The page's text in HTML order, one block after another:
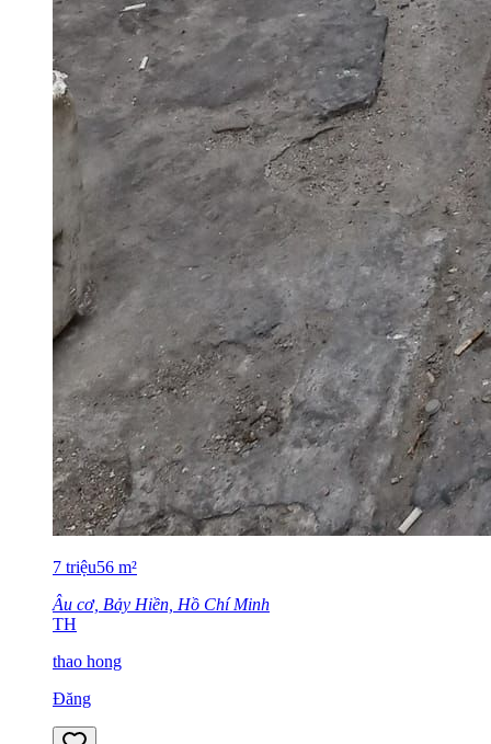
7 triệu56 m²
Âu cơ, Bảy Hiền, Hồ Chí Minh
TH
thao hong
Đăng